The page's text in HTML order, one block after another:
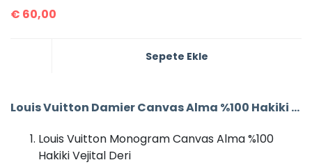
€ 60,00
Sepete Ekle
Louis Vuitton Damier Canvas Alma %100 Hakiki Vejital Deri (CRL 674)
Louis Vuitton Monogram Canvas Alma %100
Hakiki Vejital Deri